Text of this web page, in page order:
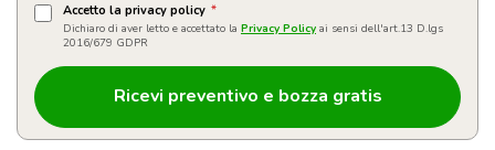
Accetto la privacy policy *
Dichiaro di aver letto e accettato la Privacy Policy ai sensi dell'art.13 D.lgs
2016/679 GDPR